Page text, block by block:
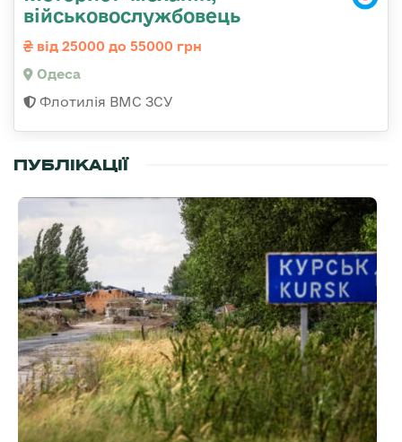
військовослужбовець
від 25000 до 55000 грн
Одеса
Флотилія ВМС ЗСУ
ПУБЛІКАЦІЇ